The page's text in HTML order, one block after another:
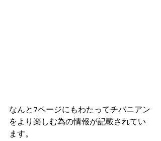
なんと7ページにもわたってチバニアン
をより楽しむ為の情報が記載されてい
ます。